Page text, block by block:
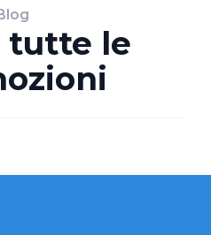
tutte le